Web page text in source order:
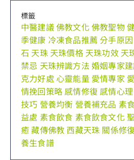
標籤
中醫建議佛教文化佛教聖物
季健康 冷凍食品推薦 分手原因
石 天珠 天珠價格 天珠功效 天
禁忌 天珠辨識方法 婚姻專家
克力好處 心靈能量 愛情專家
情挽回策略 感情修復 感情心理
技巧 營養均衡 營養補充品 素
益處 素食飲食 素食飲食文化
癒藏傳佛教 西藏天珠 關係修復
養生食譜